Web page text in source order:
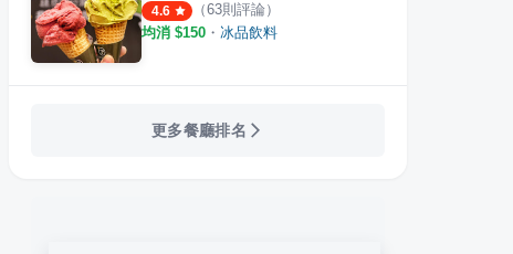
4.6 （63則評論）
均消 $150 ・ 冰品飲料
更多餐廳排名